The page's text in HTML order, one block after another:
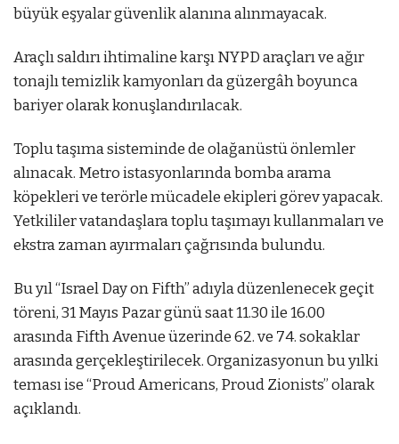
büyük eşyalar güvenlik alanına alınmayacak.
Araçlı saldırı ihtimaline karşı NYPD araçları ve ağır
tonajlı temizlik kamyonları da güzergâh boyunca
bariyer olarak konuşlandırılacak.
Toplu taşıma sisteminde de olağanüstü önlemler
alınacak. Metro istasyonlarında bomba arama
köpekleri ve terörle mücadele ekipleri görev yapacak.
Yetkililer vatandaşlara toplu taşımayı kullanmaları ve
ekstra zaman ayırmaları çağrısında bulundu.
Bu yıl “Israel Day on Fifth” adıyla düzenlenecek geçit
töreni, 31 Mayıs Pazar günü saat 11.30 ile 16.00
arasında Fifth Avenue üzerinde 62. ve 74. sokaklar
arasında gerçekleştirilecek. Organizasyonun bu yılki
teması ise “Proud Americans, Proud Zionists” olarak
açıklandı.